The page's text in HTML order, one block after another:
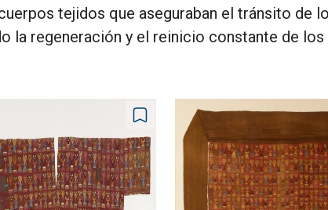
tejidos que aseguraban el tránsito de
la regeneración y el reinicio constante de